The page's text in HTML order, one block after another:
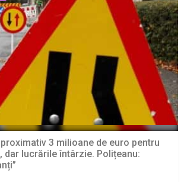
3 milioane de euro pentru
dar lucrările întârzie. Polițeanu: